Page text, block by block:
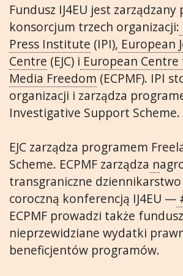
Fundusz IJ4EU jest zarządzany
konsorcjum trzech organizacji:
Press Institute (IPI), European
Centre (EJC) i European
Media Freedom (ECPMF). IPI
organizacji i zarządza
Investigative Support Scheme.
EJC zarządza programem
Scheme. ECPMF zarządza n
transgraniczne dziennikarstwo
coroczną konferencją IJ4EU —
ECPMF prowadzi także
nieprzewidziane wydatki
beneficjentów programów.